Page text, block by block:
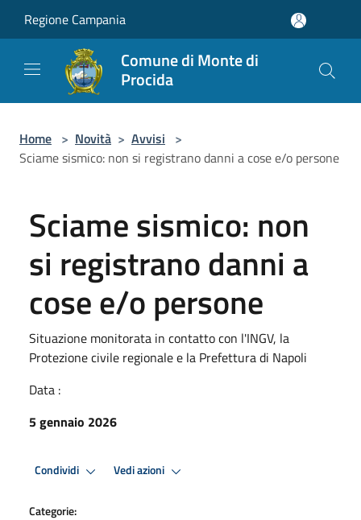
Regione Campania
Comune di Monte di
Procida
Home > Novità > Avvisi >
Sciame sismico: non si registrano danni a cose e/o persone
Sciame sismico: non
si registrano danni a
cose e/o persone
Situazione monitorata in contatto con l'INGV, la
Protezione civile regionale e la Prefettura di Napoli
Data :
5 gennaio 2026
Condividi Vedi azioni
Categorie: